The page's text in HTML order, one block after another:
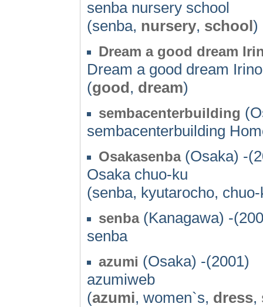
senba nursery school
(senba, nursery, school)
Dream a good dream
Dream a good dream Irino
(good, dream)
sembacenterbuilding
sembacenterbuilding
Osakasenba(Osaka) -
Osaka chuo-ku
(senba, kyutarocho,
senba(Kanagawa) -
senba
azumi (Osaka) -(2001)
azumiweb
(azumi, women`s, dress,